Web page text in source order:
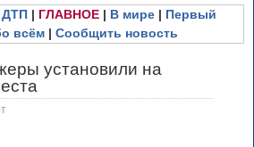
ДТП| ГЛАВНОЕ| В мире| Первый
всём | Сообщить новость
установили на